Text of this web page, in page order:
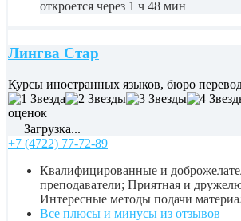
откроется через 1 ч 48 мин
Лингва Стар
Курсы иностранных языков, бюро
оценок
Загрузка...
+7 (4722) 77-72-89
Квалифицированные и
преподаватели; Приятная и
Интересные методы подачи
Все плюсы и минусы из отзывов